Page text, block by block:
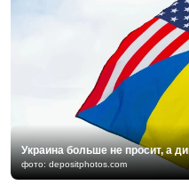
Украина больше не просит, а
фото: depositphotos.com